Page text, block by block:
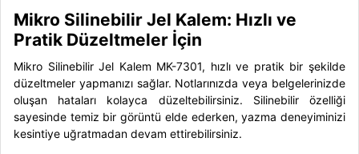
Mikro Silinebilir Jel Kalem: Hızlı ve
Pratik Düzeltmeler İçin
Mikro Silinebilir Jel Kalem MK-7301, hızlı ve pratik bir şekilde
düzeltmeler yapmanızı sağlar. Notlarınızda veya belgelerinizde
oluşan hataları kolayca düzeltebilirsiniz. Silinebilir özelliği
sayesinde temiz bir görüntü elde ederken, yazma deneyiminizi
kesintiye uğratmadan devam ettirebilirsiniz.